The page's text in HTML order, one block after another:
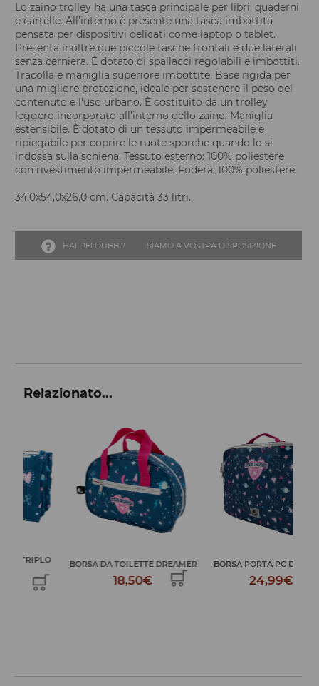
Lo zaino trolley ha una tasca principale per libri, quaderni
e cartelle. All'interno è presente una tasca imbottita
pensata per dispositivi delicati come laptop o tablet.
Presenta inoltre due piccole tasche frontali e due laterali
senza cerniera. È dotato di spallacci regolabili e imbottiti.
Tracolla e maniglia superiore imbottite. Base rigida per
una migliore protezione, ideale per sostenere il peso del
contenuto e l'uso urbano. È costituito da un trolley
leggero incorporato all'interno dello zaino. Maniglia
estensibile. È dotato di un tessuto impermeabile e
ripiegabile per coprire le ruote sporche quando lo si
indossa sulla schiena. Tessuto esterno: 100% poliestere
con rivestimento impermeabile. Fodera: 100% poliestere.
34,0x54,0x26,0 cm. Capacità 33 litri.
HAI DEI DUBBI? SIAMO A VOSTRA DISPOSIZIONE
Relazionato...
BORSA DA TOILETTE DREAMER BORSA PORTA PC DREAMER
24,99€